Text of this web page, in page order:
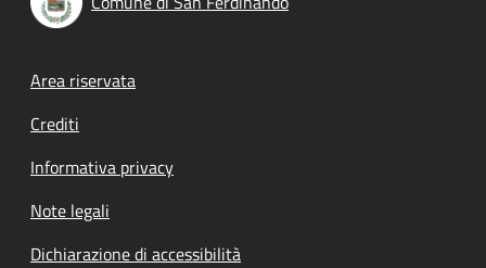
Footer menu
Area riservata
Crediti
Informativa privacy
Note legali
Dichiarazione di accessibilità